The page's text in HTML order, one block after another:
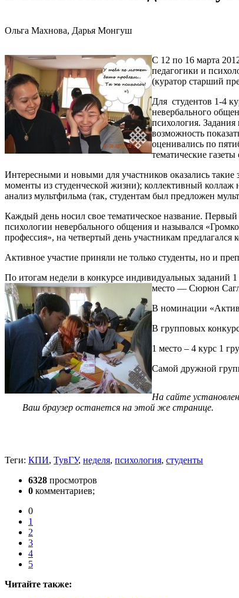
Ольга Махнова, Дарья Монгуш
С 12 по 16 марта
педагогики и
(куратор старший
Для студентов 1-4
невербального
психология.
возможность
оценивались по
тематические
Интересными и новыми для участников оказались
моменты из студенческой жизни); коллективный коллаж
анализ мультфильма (так, студентам был предложен
Каждый день носил свое тематическое название.
психологии невербального общения и назывался
профессия», на четвертый день участникам
Активное участие приняли не только студенты, но и
По итогам недели в конкурсе индивидуальных
место — Сюрюн
В номинации
В групповых
1 место – 4 курс 1
Самой дружной
На сайте
Ваш браузер останется на этой же странице.
Теги: КПИ, ТувГУ, неделя, психология, студенты
6328 просмотров
0 комментариев;
0
1
2
3
4
5
Читайте также: